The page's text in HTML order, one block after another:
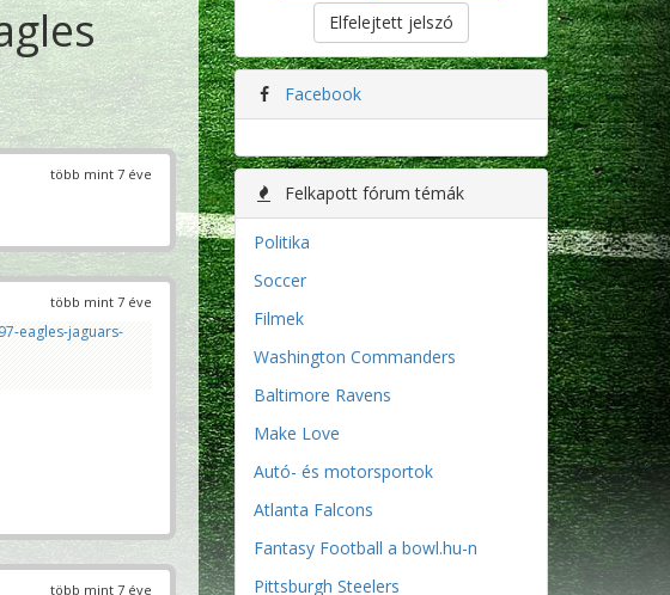
több mint 7 éve
több mint 7 éve
eagles-jaguars-
több mint 7 éve
Elfelejtett jelszó
Facebook
Felkapott fórum témák
Politika
Soccer
Filmek
Washington Commanders
Baltimore Ravens
Make Love
Autó- és motorsportok
Atlanta Falcons
Fantasy Football a bowl.hu-n
Pittsburgh Steelers